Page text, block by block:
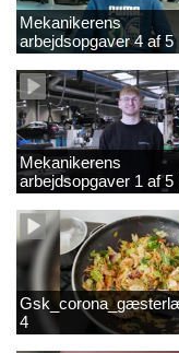
Mekanikerens
arbejdsopgaver 4 af 5
(Frederik Vesti)
Mekanikerens
arbejdsopgaver 1 af 5
4